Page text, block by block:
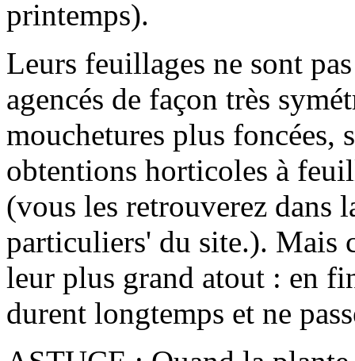
printemps).
Leurs feuillages ne sont
agencés de façon très
mouchetures plus foncées,
obtentions horticoles à
(vous les retrouverez dans
particuliers' du site.). Mais
leur plus grand atout : en
durent longtemps et ne